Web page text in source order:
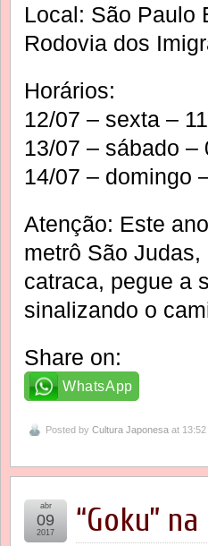
Local: São Paulo
Rodovia dos
Horários:
12/07 – sexta –
13/07 – sábado –
14/07 – domingo
Atenção: Este
metrô São
catraca, pegue a
sinalizando o
Share on:
WhatsApp
Posted by Cultura Japonesa at 13:52
“Goku”
abr
09
2017